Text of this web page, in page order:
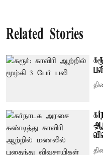
Related Stories